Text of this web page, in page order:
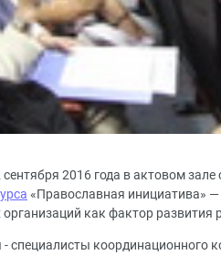
сентября 2016 года в актовом
«Православная инициатива»
как фактор развития
- специалисты